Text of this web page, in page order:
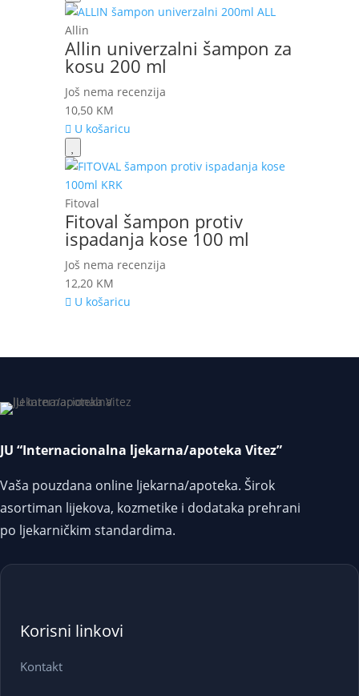
Allin
Allin univerzalni šampon za
kosu 200 ml
Još nema recenzija
10,50 KM
U košaricu
Fitoval
Fitoval šampon protiv
ispadanja kose 100 ml
Još nema recenzija
12,20 KM
U košaricu
JU “Internacionalna ljekarna/apoteka Vitez”
Vaša pouzdana online ljekarna/apoteka. Širok
asortiman lijekova, kozmetike i dodataka prehrani
po ljekarničkim standardima.
Korisni linkovi
Kontakt